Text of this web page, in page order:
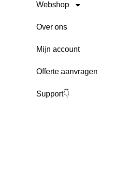
Webshop
Over ons
Mijn account
Offerte aanvragen
Support👇